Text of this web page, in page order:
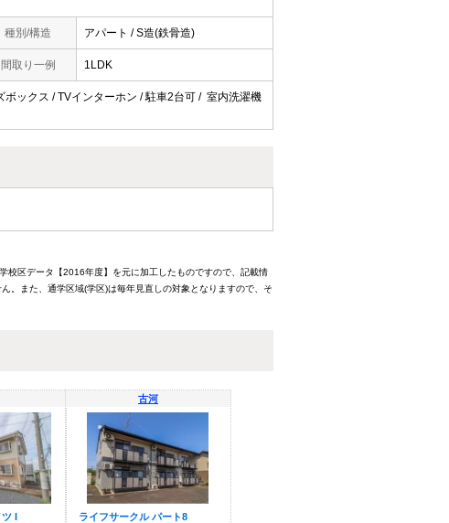
種別/構造 アパート / S造(鉄骨造)
間取り一例 1LDK
ックス / TVインターホン / 駐車2台可 / 室内洗濯機
校区データ【2016年度】を元に加工したものですので、記載情
。また、通学区域(学区)は毎年見直しの対象となりますので、そ
I
古河
ライフサークル パート8